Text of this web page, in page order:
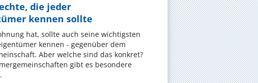
die jeder
kennen sollte
hat, sollte auch seine wichtigsten
kennen - gegenüber dem
Aber welche sind das konkret?
gibt es besondere